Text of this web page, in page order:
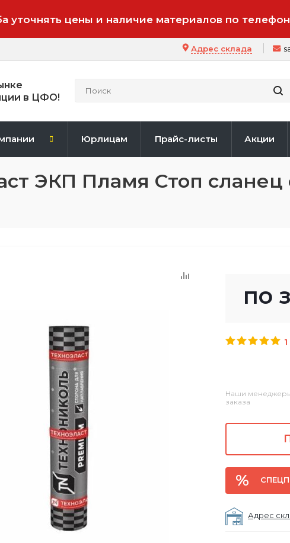
уточнять цены и наличие материалов по
Адрес склада
в ЦФО!
Юрлицам Прайс-листы Акции
ЭКП Пламя Стоп сланец
по
Наши менеджеры
заказа
Адрес